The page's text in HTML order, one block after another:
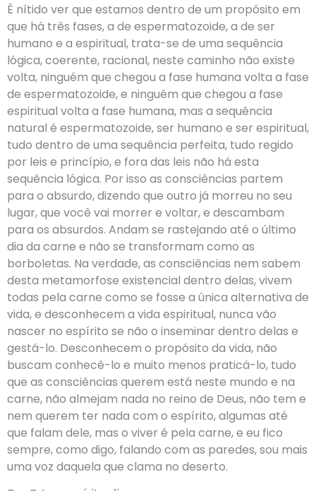
É nítido ver que estamos dentro de um propósito em
que há três fases, a de espermatozoide, a de ser
humano e a espiritual, trata-se de uma sequência
lógica, coerente, racional, neste caminho não existe
volta, ninguém que chegou a fase humana volta a fase
de espermatozoide, e ninguém que chegou a fase
espiritual volta a fase humana, mas a sequência
natural é espermatozoide, ser humano e ser espiritual,
tudo dentro de uma sequência perfeita, tudo regido
por leis e princípio, e fora das leis não há esta
sequência lógica. Por isso as consciências partem
para o absurdo, dizendo que outro já morreu no seu
lugar, que você vai morrer e voltar, e descambam
para os absurdos. Andam se rastejando até o último
dia da carne e não se transformam como as
borboletas. Na verdade, as consciências nem sabem
desta metamorfose existencial dentro delas, vivem
todas pela carne como se fosse a única alternativa de
vida, e desconhecem a vida espiritual, nunca vão
nascer no espírito se não o inseminar dentro delas e
gestá-lo. Desconhecem o propósito da vida, não
buscam conhecê-lo e muito menos praticá-lo, tudo
que as consciências querem está neste mundo e na
carne, não almejam nada no reino de Deus, não tem e
nem querem ter nada com o espírito, algumas até
que falam dele, mas o viver é pela carne, e eu fico
sempre, como digo, falando com as paredes, sou mais
uma voz daquela que clama no deserto.